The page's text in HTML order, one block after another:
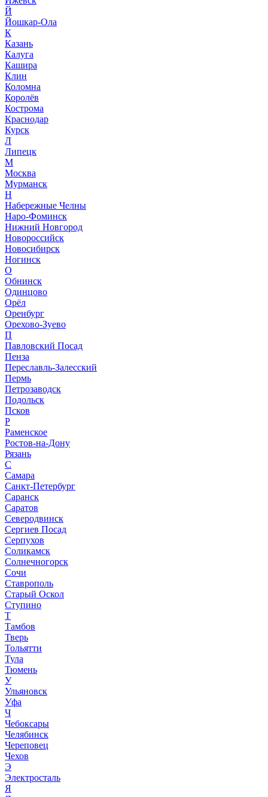
Й
Йошкар-Ола
К
Казань
Калуга
Кашира
Клин
Коломна
Королёв
Кострома
Краснодар
Курск
Л
Липецк
М
Москва
Мурманск
Н
Набережные Челны
Наро-Фоминск
Нижний Новгород
Новороссийск
Новосибирск
Ногинск
О
Обнинск
Одинцово
Орёл
Оренбург
Орехово-Зуево
П
Павловский Посад
Пенза
Переславль-Залесский
Пермь
Петрозаводск
Подольск
Псков
Р
Раменское
Ростов-на-Дону
Рязань
С
Самара
Санкт-Петербург
Саранск
Саратов
Северодвинск
Сергиев Посад
Серпухов
Соликамск
Солнечногорск
Сочи
Ставрополь
Старый Оскол
Ступино
Т
Тамбов
Тверь
Тольятти
Тула
Тюмень
У
Ульяновск
Уфа
Ч
Чебоксары
Челябинск
Череповец
Чехов
Э
Электросталь
Я